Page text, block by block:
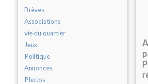
Brèves
Associations
vie du quartier
Jeux
Politique
Annonces
Photos